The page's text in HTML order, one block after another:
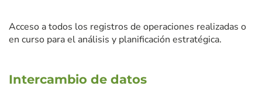
Acceso a todos los registros de operaciones realizadas o
en curso para el análisis y planificación estratégica.
Intercambio de datos